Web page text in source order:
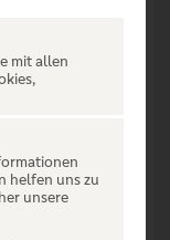
mit allen
helfen uns zu
unsere